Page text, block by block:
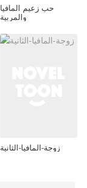
حب زعيم المافيا
والمربية
زوجة-المافيا-الثانية